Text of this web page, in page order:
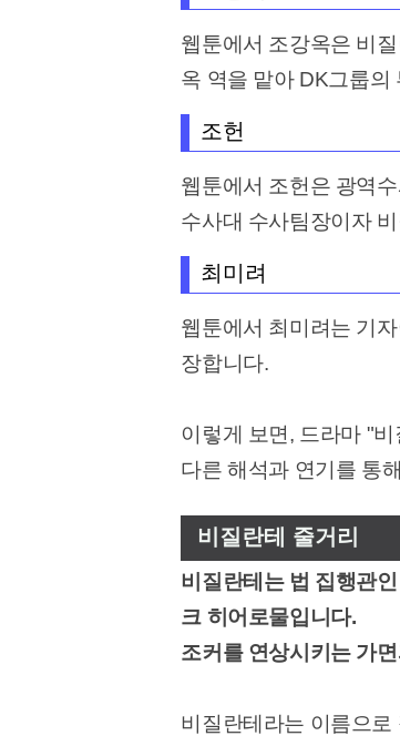
웹툰에서 조강옥은 비
옥 역을 맡아 DK그룹의
조헌
웹툰에서 조헌은 광역
수사대 수사팀장이자
최미려
웹툰에서 최미려는 기
장합니다.
이렇게 보면, 드라마 "
다른 해석과 연기를 통
비질란테 줄거리
비질란테는 법 집행관
크 히어로물입니다.
조커를 연상시키는 가
비질란테라는 이름으로